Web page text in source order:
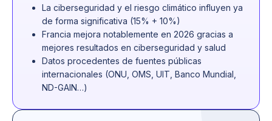
La ciberseguridad y el riesgo climático influyen ya
de forma significativa (15% + 10%)
Francia mejora notablemente en 2026 gracias a
mejores resultados en ciberseguridad y salud
Datos procedentes de fuentes públicas
internacionales (ONU, OMS, UIT, Banco Mundial,
ND-GAIN…)